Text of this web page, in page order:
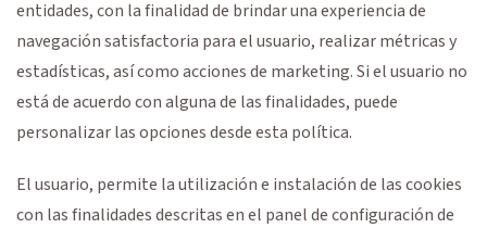
entidades, con la finalidad de brindar una experiencia de
navegación satisfactoria para el usuario, realizar métricas y
estadísticas, así como acciones de marketing. Si el usuario no
está de acuerdo con alguna de las finalidades, puede
personalizar las opciones desde esta política.
El usuario, permite la utilización e instalación de las cookies
con las finalidades descritas en el panel de configuración de